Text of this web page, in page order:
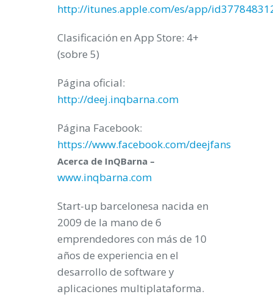
http://itunes.apple.com/es/app/
Clasificación en App Store: 4+
(sobre 5)
Página oficial:
http://deej.inqbarna.com
Página Facebook:
https://www.facebook.com/deejfans
Acerca de InQBarna –
www.inqbarna.com
Start-up barcelonesa nacida en
2009 de la mano de 6
emprendedores con más de 10
años de experiencia en el
desarrollo de software y
aplicaciones multiplataforma.